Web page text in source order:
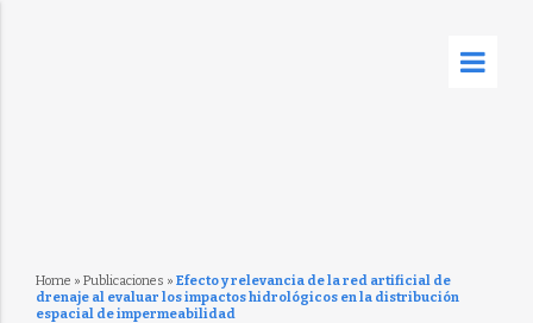
Home » Publicaciones » Efecto y relevancia de la red artificial de
drenaje al evaluar los impactos hidrológicos en la distribución
espacial de impermeabilidad